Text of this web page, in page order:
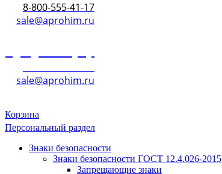
8-800-555-41-17
sale@aprohim.ru
sale@aprohim.ru
Корзина
Персональный раздел
Знаки безопасности
Знаки безопасности ГОСТ 12.4.026-2015
Запрещающие знаки